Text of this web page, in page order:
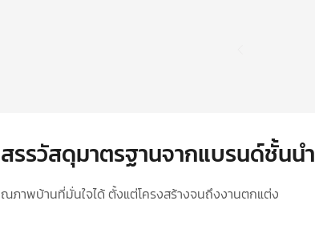
รรวัสดุมาตรฐานจากแบรนด์ชั้นนำ
ภาพบ้านที่มั่นใจได้ ตั้งแต่โครงสร้างจนถึงงานตกแต่ง